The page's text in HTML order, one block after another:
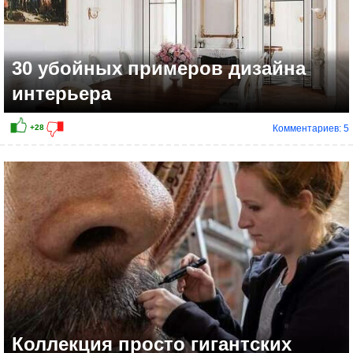
+44
30 убойных примеров дизайна
интерьера
Комментариев: 5
Коллекция просто гигантских